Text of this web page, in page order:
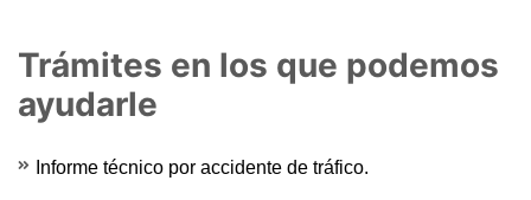
Trámites en los que podemos
ayudarle
Informe técnico por accidente de tráfico.